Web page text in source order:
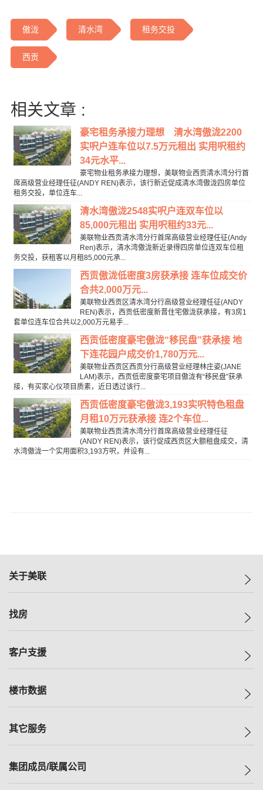
傲泷 清水湾 租务交投
西贡
相关文章 :
豪宅租务承接力理想 清水湾傲泷2200
实呎户连车位以7.5万元租出 实用呎租约
34元水平...
豪宅物业租务承接力理想，美联物业西贡清水湾分行首
席高级营业经理任征(ANDY REN)表示，该行新近促成清水湾傲泷四房单位
租务交投，单位连车...
清水湾傲泷2548实呎户连双车位以
85,000元租出 实用呎租约33元...
美联物业西贡清水湾分行首席高级营业经理任征(Andy
Ren)表示，清水湾傲泷新近录得四房单位连双车位租
务交投，获租客以月租85,000元承...
西贡傲泷低密度3房获承接 连车位成交价
合共2,000万元...
美联物业西贡区清水湾分行高级营业经理任征(ANDY
REN)表示，西贡低密度新晋住宅傲泷获承接，有3房1
套单位连车位合共以2,000万元易手...
西贡低密度豪宅傲泷“移民盘”获承接 地
下连花园户成交价1,780万元...
美联物业西贡区西贡分行高级营业经理林庄姿(JANE
LAM)表示，西贡低密度豪宅项目傲泷有“移民盘”获承
接，有买家心仪项目质素，近日透过该行...
西贡低密度豪宅傲泷3,193实呎特色租盘
月租10万元获承接 连2个车位...
美联物业西贡清水湾分行首席高级营业经理任征
(ANDY REN)表示，该行促成西贡区大额租盘成交，清
水湾傲泷一个实用面积3,193方呎，并设有...
关于美联
美联集团
人才招募
找房
一手新房
减价
美联豪宅
独家楼盘
租房
客户支援
自助放盘
查询热线
按揭计算机
负担能力计算机
楼市数据
指数
历史成交
其它服务
小区专页
集团成员/联属公司